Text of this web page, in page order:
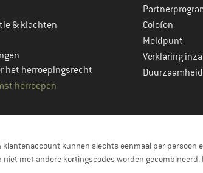
& klachten
het herroepingsrecht
herroepen
Colofon
Meldpunt
Verklaring
Duurzaamheid
kunnen slechts eenmaal per persoon
met andere kortingscodes worden